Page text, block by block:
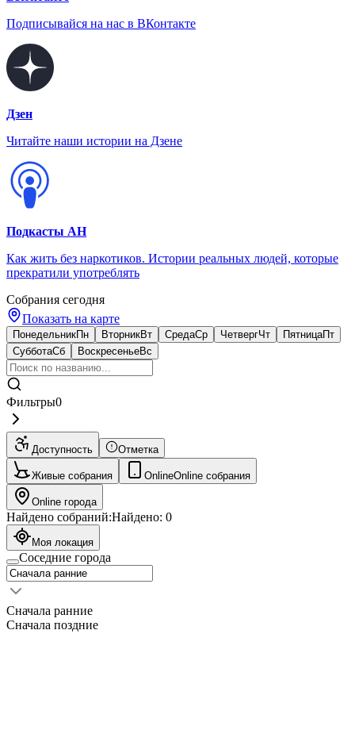
Подписывайся на нас в ВКонтакте
Дзен
Читайте наши истории на Дзене
Подкасты АН
Как жить без наркотиков. Истории реальных людей, которые
прекратили употреблять
Собрания сегодня
Показать на карте
ПонедельникПн ВторникВт СредаСр ЧетвергЧт ПятницаПт
СубботаСб ВоскресеньеВс
Фильтры0
Доступность Отметка
Живые собрания OnlineOnline собрания
Online города
Найдено собраний:Найдено: 0
Моя локация
Соседние города
Сначала ранние
Сначала поздние